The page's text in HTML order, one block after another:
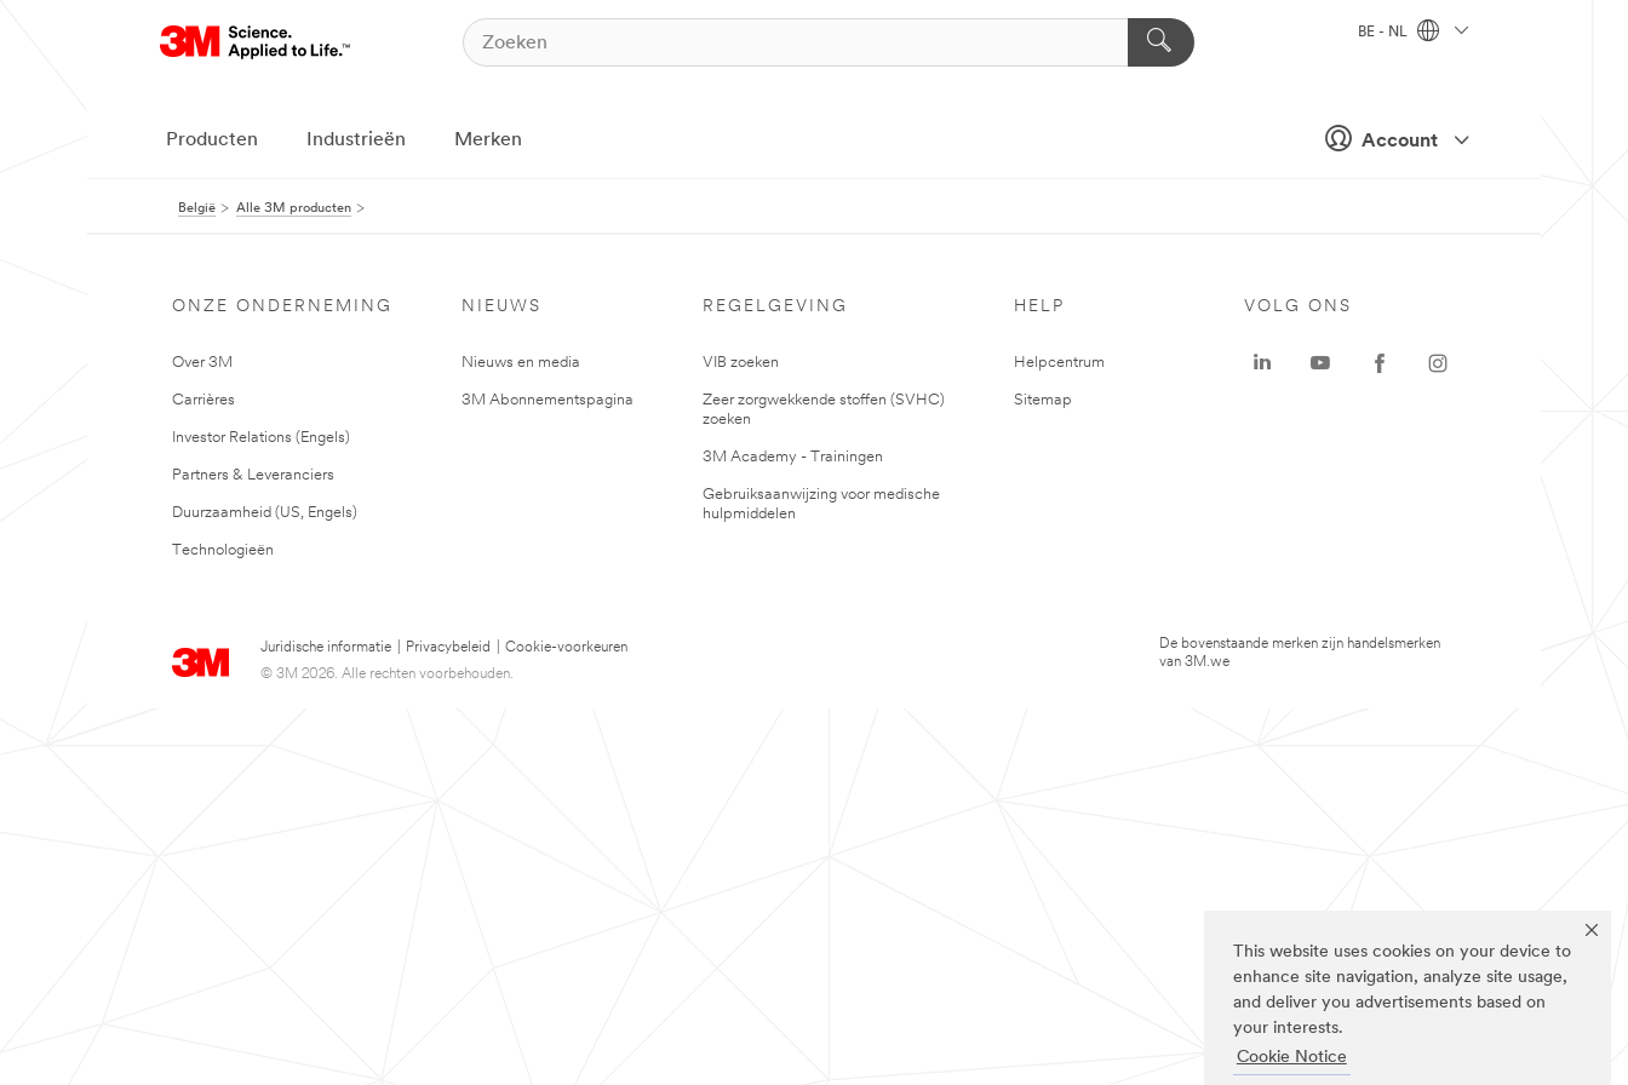
This website uses cookies on your device to
enhance site navigation, analyze site usage,
and deliver you advertisements based on
your interests.
Cookie Notice
Account
BE - NL
Producten Industrieën Merken
België Alle 3M producten
ONZE ONDERNEMING
Over 3M
Carrières
Investor Relations (Engels)
Partners & Leveranciers
Duurzaamheid (US, Engels)
Technologieën
NIEUWS
Nieuws en media
3M Abonnementspagina
REGELGEVING
VIB zoeken
Zeer zorgwekkende stoffen (SVHC)
zoeken
3M Academy - Trainingen
Gebruiksaanwijzing voor medische
hulpmiddelen
HELP
Helpcentrum
Sitemap
Juridische informatie Privacybeleid
Cookie-voorkeuren
© 3M 2026. Alle rechten voorbehouden.
VOLG ONS
De bovenstaande merken zijn handelsmerken
van 3M.we